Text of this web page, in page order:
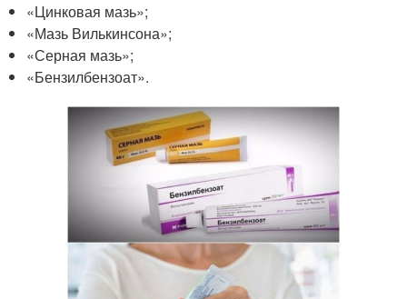
«Цинковая мазь»;
«Мазь Вилькинсона»;
«Серная мазь»;
«Бензилбензоат».